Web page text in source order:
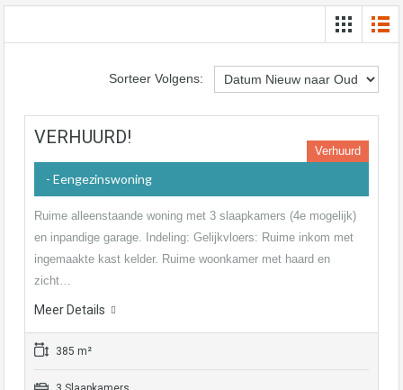
Sorteer Volgens:
VERHUURD!
Verhuurd
- Eengezinswoning
Ruime alleenstaande woning met 3 slaapkamers (4e mogelijk)
en inpandige garage. Indeling: Gelijkvloers: Ruime inkom met
ingemaakte kast kelder. Ruime woonkamer met haard en
zicht…
Meer Details
385 m²